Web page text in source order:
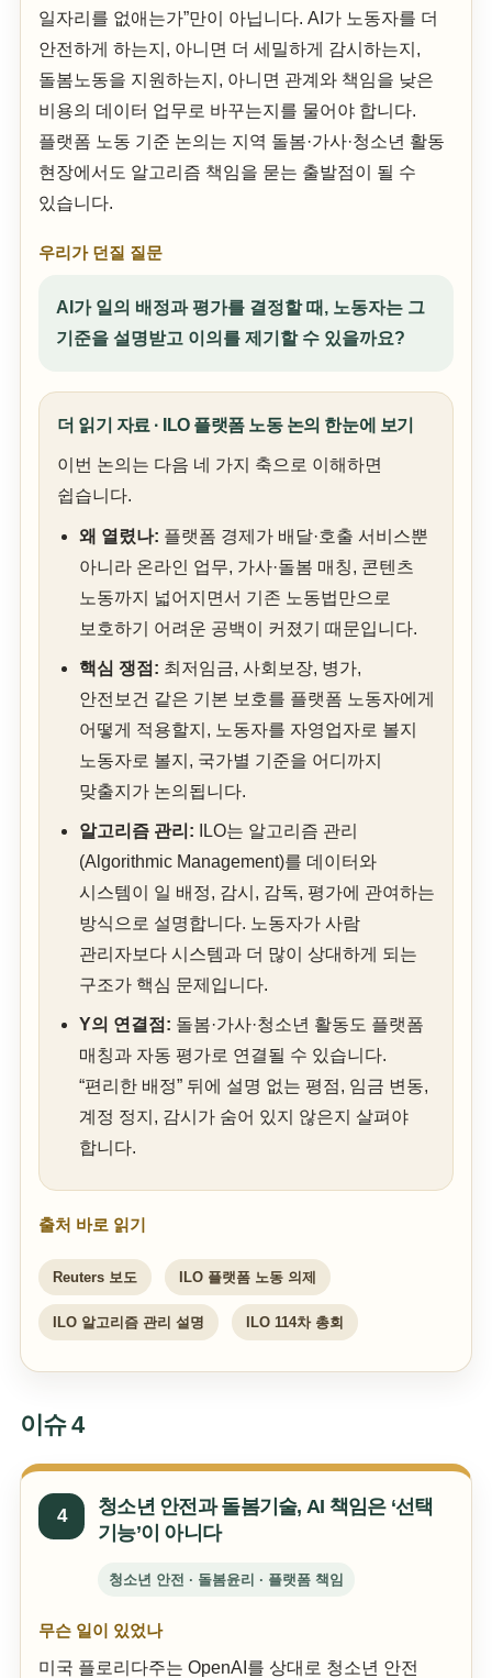
일자리를 없애는가”만이 아닙니다. AI가 노동자를 더
안전하게 하는지, 아니면 더 세밀하게 감시하는지,
돌봄노동을 지원하는지, 아니면 관계와 책임을 낮은
비용의 데이터 업무로 바꾸는지를 물어야 합니다.
플랫폼 노동 기준 논의는 지역 돌봄·가사·청소년 활동
현장에서도 알고리즘 책임을 묻는 출발점이 될 수
있습니다.
우리가 던질 질문
AI가 일의 배정과 평가를 결정할 때, 노동자는 그
기준을 설명받고 이의를 제기할 수 있을까요?
더 읽기 자료 · ILO 플랫폼 노동 논의 한눈에 보기
이번 논의는 다음 네 가지 축으로 이해하면
쉽습니다.
왜 열렸나: 플랫폼 경제가 배달·호출 서비스뿐
아니라 온라인 업무, 가사·돌봄 매칭, 콘텐츠
노동까지 넓어지면서 기존 노동법만으로
보호하기 어려운 공백이 커졌기 때문입니다.
핵심 쟁점: 최저임금, 사회보장, 병가,
안전보건 같은 기본 보호를 플랫폼 노동자에게
어떻게 적용할지, 노동자를 자영업자로 볼지
노동자로 볼지, 국가별 기준을 어디까지
맞출지가 논의됩니다.
알고리즘 관리: ILO는 알고리즘 관리
(Algorithmic Management)를 데이터와
시스템이 일 배정, 감시, 감독, 평가에 관여하는
방식으로 설명합니다. 노동자가 사람
관리자보다 시스템과 더 많이 상대하게 되는
구조가 핵심 문제입니다.
Y의 연결점: 돌봄·가사·청소년 활동도 플랫폼
매칭과 자동 평가로 연결될 수 있습니다.
“편리한 배정” 뒤에 설명 없는 평점, 임금 변동,
계정 정지, 감시가 숨어 있지 않은지 살펴야
합니다.
출처 바로 읽기
Reuters 보도 ILO 플랫폼 노동 의제
ILO 알고리즘 관리 설명 ILO 114차 총회
이슈 4
4
청소년 안전과 돌봄기술, AI 책임은 ‘선택
기능’이 아니다
청소년 안전 · 돌봄윤리 · 플랫폼 책임
무슨 일이 있었나
미국 플로리다주는 OpenAI를 상대로 청소년 안전